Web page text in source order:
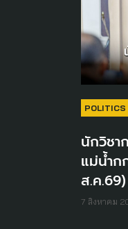
POLITICS
นักวิชา
แม่น้ำก
ส.ค
7 สิงหาคม